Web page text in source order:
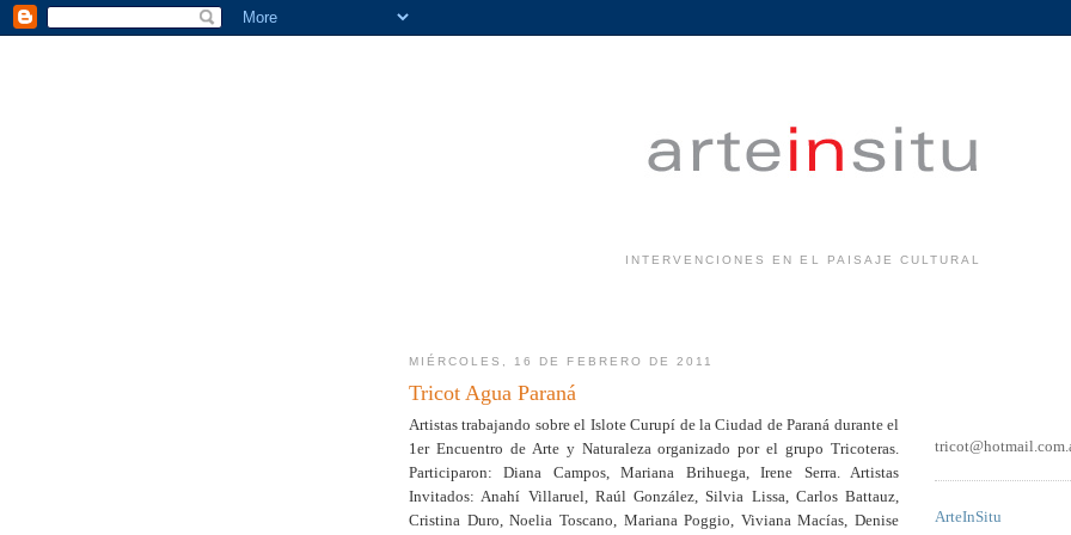
INTERVENCIONES EN EL PAISAJE CULTURAL
MIÉRCOLES, 16 DE FEBRERO DE 2011
Tricot Agua Paraná
Artistas trabajando sobre el Islote Curupí de la Ciudad de Paraná durante el
1er Encuentro de Arte y Naturaleza organizado por el grupo Tricoteras.
Participaron: Diana Campos, Mariana Brihuega, Irene Serra. Artistas
Invitados: Anahí Villaruel, Raúl González, Silvia Lissa, Carlos Battauz,
Cristina Duro, Noelia Toscano, Mariana Poggio, Viviana Macías, Denise
ArteInSitu